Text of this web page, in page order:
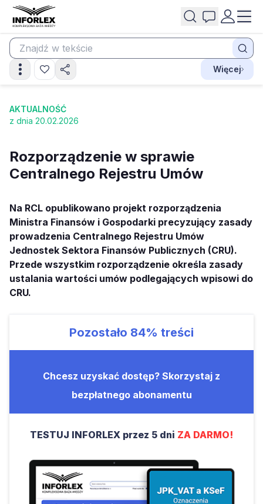
Więcej
AKTUALNOŚĆ
z dnia 20.02.2026
Rozporządzenie w sprawie
Centralnego Rejestru Umów
Na RCL opublikowano projekt rozporządzenia
Ministra Finansów i Gospodarki precyzujący zasady
prowadzenia Centralnego Rejestru Umów
Jednostek Sektora Finansów Publicznych (CRU).
Przede wszystkim rozporządzenie określa zasady
ustalania wartości umów podlegających wpisowi do
CRU.
Pozostało 84% treści
Chcesz uzyskać dostęp? Skorzystaj z
bezpłatnego abonamentu
TESTUJ INFORLEX przez 5 dni ZA DARMO!